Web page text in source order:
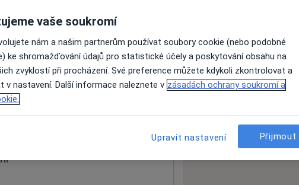
vaše soukromí
nám a našim partnerům používat soubory cookie (nebo podobné
ke shromažďování údajů pro statistické účely a poskytování obsahu na
zvyklostí při procházení. Své preference můžete kdykoli zkontrolovat a
v nastavení. Další informace naleznete v zásadách ochrany soukromí a
Upravit nastavení Přijmout